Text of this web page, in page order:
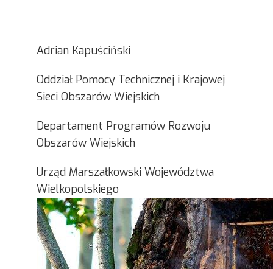
Adrian Kapuściński
Oddział Pomocy Technicznej i Krajowej
Sieci Obszarów Wiejskich
Departament Programów Rozwoju
Obszarów Wiejskich
Urząd Marszałkowski Województwa
Wielkopolskiego